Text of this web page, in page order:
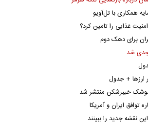
همکاری با تل‌آویو
غذایی را تامین کرد؟
برای دهک دوم
جدی شد
ارز‌ها + جدول
موشک خیبرشکن منتشر شد
توافق ایران و آمریکا
نقشه جدید را ببینند